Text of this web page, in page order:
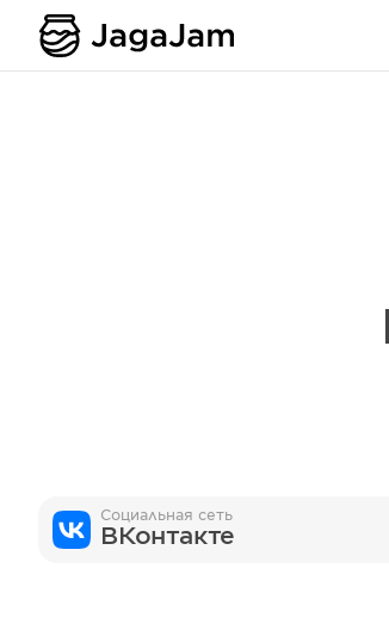
Социальная сеть
ВКонтакте